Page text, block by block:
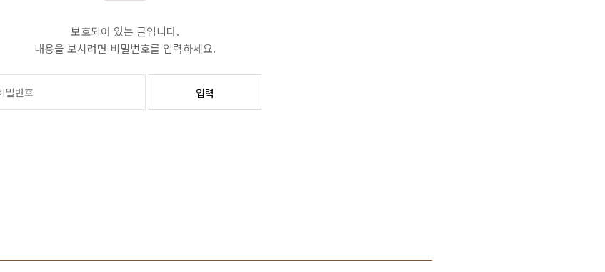
보호되어 있는 글입니다.
내용을 보시려면 비밀번호를 입력하세요.
입력